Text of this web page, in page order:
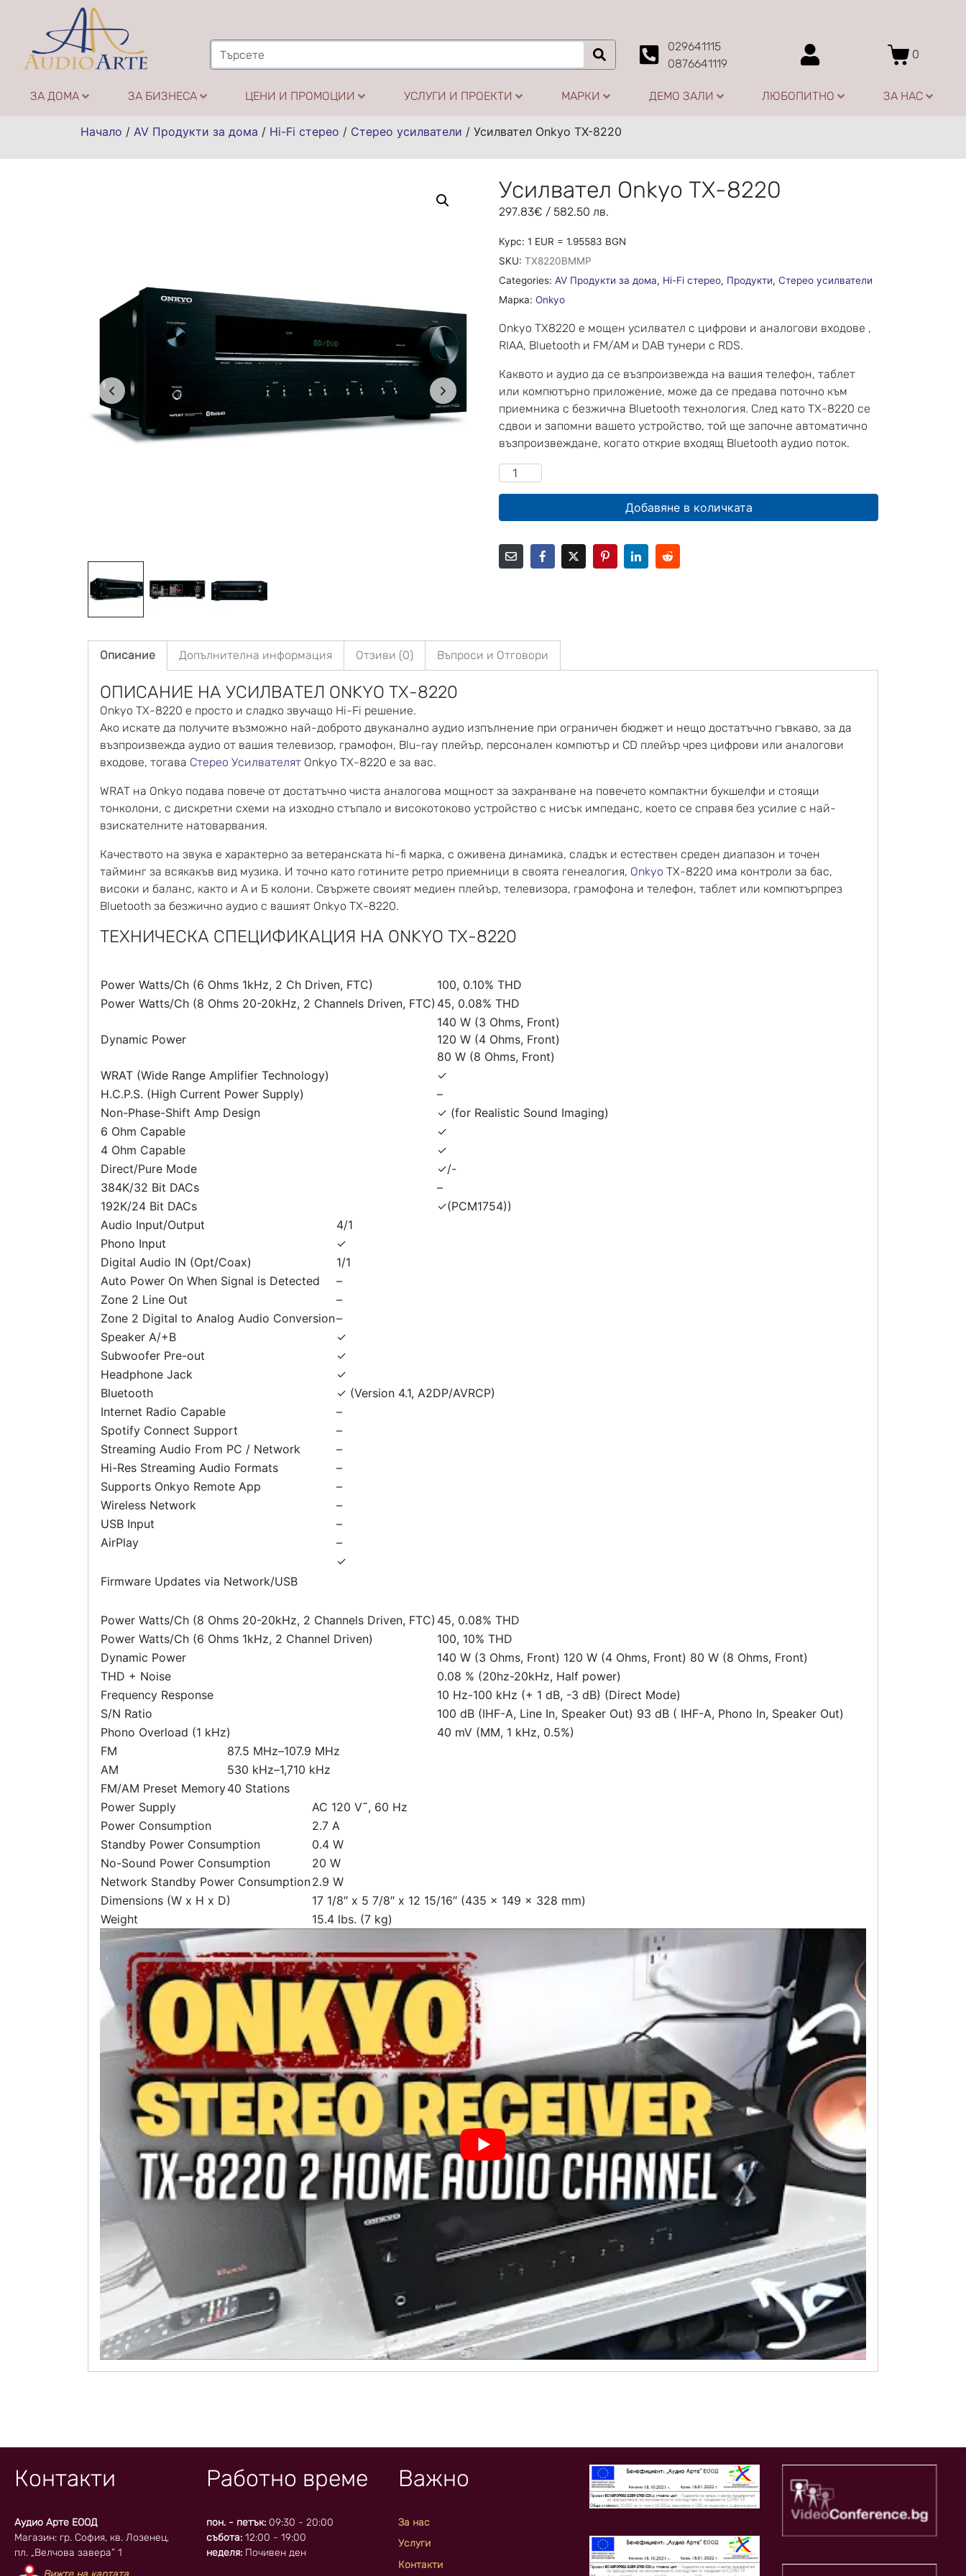
029641115
0876641119
0
ЗА ДОМА ЗА БИЗНЕСА ЦЕНИ И ПРОМОЦИИ УСЛУГИ И ПРОЕКТИ МАРКИ ДЕМО ЗАЛИ ЛЮБОПИТНО ЗА НАС
Начало / AV Продукти за дома / Hi-Fi стерео / Стерео усилватели / Усилвател Onkyo TX-8220
Усилвател Onkyo TX-8220
297.83€ / 582.50 лв.
Курс: 1 EUR = 1.95583 BGN
SKU: TX8220BMMP
Categories: AV Продукти за дома, Hi-Fi стерео, Продукти, Стерео усилватели
Марка: Onkyo
Onkyo TX8220 е мощен усилвател с цифрови и аналогови входове ,
RIAA, Bluetooth и FM/AM и DAB тунери с RDS.
Каквото и аудио да се възпроизвежда на вашия телефон, таблет
или компютърно приложение, може да се предава поточно към
приемника с безжична Bluetooth технология. След като TX-8220 се
сдвои и запомни вашето устройство, той ще започне автоматично
възпроизвеждане, когато открие входящ Bluetooth аудио поток.
Добавяне в количката
Описание Допълнителна информация Отзиви (0) Въпроси и Отговори
ОПИСАНИЕ НА УСИЛВАТЕЛ ONKYO TX-8220
Onkyo TX-8220 е просто и сладко звучащо Hi-Fi решение.
Ако искате да получите възможно най-доброто двуканално аудио изпълнение при ограничен бюджет и нещо достатъчно гъвкаво, за да
възпроизвежда аудио от вашия телевизор, грамофон, Blu-ray плейър, персонален компютър и CD плейър чрез цифрови или аналогови
входове, тогава Стерео Усилвателят Onkyo TX-8220 е за вас.
WRAT на Onkyo подава повече от достатъчно чиста аналогова мощност за захранване на повечето компактни букшелфи и стоящи
тонколони, с дискретни схеми на изходно стъпало и високотоково устройство с нисък импеданс, което се справя без усилие с най-
взискателните натоварвания.
Качеството на звука е характерно за ветеранската hi-fi марка, с оживена динамика, сладък и естествен среден диапазон и точен
тайминг за всякакъв вид музика. И точно като готините ретро приемници в своята генеалогия, Onkyo TX-8220 има контроли за бас,
високи и баланс, както и А и Б колони. Свържете своият медиен плейър, телевизора, грамофона и телефон, таблет или компютърпрез
Bluetooth за безжично аудио с вашият Onkyo TX-8220.
ТЕХНИЧЕСКА СПЕЦИФИКАЦИЯ НА ONKYO TX-8220
Power Watts/Ch (6 Ohms 1kHz, 2 Ch Driven, FTC)
100, 0.10% THD
Power Watts/Ch (8 Ohms 20-20kHz, 2 Channels Driven, FTC) 45, 0.08% THD
Dynamic Power
140 W (3 Ohms, Front)
120 W (4 Ohms, Front)
80 W (8 Ohms, Front)
WRAT (Wide Range Amplifier Technology)
✓
H.C.P.S. (High Current Power Supply)
–
Non-Phase-Shift Amp Design
✓ (for Realistic Sound Imaging)
6 Ohm Capable
✓
4 Ohm Capable
✓
Direct/Pure Mode
✓/-
384K/32 Bit DACs
–
192K/24 Bit DACs
✓(PCM1754))
Audio Input/Output
4/1
Phono Input
✓
Digital Audio IN (Opt/Coax)
1/1
Auto Power On When Signal is Detected
–
Zone 2 Line Out
–
Zone 2 Digital to Analog Audio Conversion–
Speaker A/+B
✓
Subwoofer Pre-out
✓
Headphone Jack
✓
Bluetooth
✓ (Version 4.1, A2DP/AVRCP)
Internet Radio Capable
–
Spotify Connect Support
–
Streaming Audio From PC / Network
–
Hi-Res Streaming Audio Formats
–
Supports Onkyo Remote App
–
Wireless Network
–
USB Input
–
AirPlay
–
Firmware Updates via Network/USB
✓
Power Watts/Ch (8 Ohms 20-20kHz, 2 Channels Driven, FTC) 45, 0.08% THD
Power Watts/Ch (6 Ohms 1kHz, 2 Channel Driven)
100, 10% THD
Dynamic Power
140 W (3 Ohms, Front) 120 W (4 Ohms, Front) 80 W (8 Ohms, Front)
THD + Noise
0.08 % (20hz-20kHz, Half power)
Frequency Response
10 Hz-100 kHz (+ 1 dB, -3 dB) (Direct Mode)
S/N Ratio
100 dB (IHF-A, Line In, Speaker Out) 93 dB ( IHF-A, Phono In, Speaker Out)
Phono Overload (1 kHz)
40 mV (MM, 1 kHz, 0.5%)
FM
87.5 MHz–107.9 MHz
AM
530 kHz–1,710 kHz
FM/AM Preset Memory40 Stations
Power Supply
AC 120 V˜, 60 Hz
Power Consumption
2.7 A
Standby Power Consumption
0.4 W
No-Sound Power Consumption
20 W
Network Standby Power Consumption2.9 W
Dimensions (W x H x D)
17 1/8″ x 5 7/8″ x 12 15/16″ (435 x 149 x 328 mm)
Weight
15.4 lbs. (7 kg)
Контакти
Аудио Арте ЕООД
Магазин: гр. София, кв. Лозенец,
пл. „Велчова завера” 1
Работно време
пон. - петък:09:30 - 20:00
събота:12:00 - 19:00
неделя:Почивен ден
Важно
За нас
Услуги
Контакти